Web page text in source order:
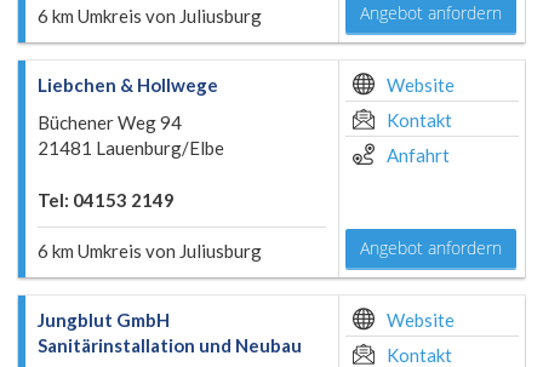
6 km Umkreis von Juliusburg Angebot anfordern
Liebchen & Hollwege
Büchener Weg 94
21481 Lauenburg/Elbe
Tel: 04153 2149
6 km Umkreis von Juliusburg
Website
Kontakt
Anfahrt
Angebot anfordern
Jungblut GmbH
Sanitärinstallation und Neubau
Website
Kontakt